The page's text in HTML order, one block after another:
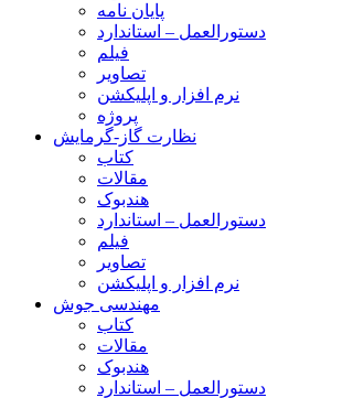
پایان نامه
دستورالعمل – استاندارد
فیلم
تصاویر
نرم افزار و اپلیکشن
پروژه
نظارت گاز-گرمایش
کتاب
مقالات
هندبوک
دستورالعمل – استاندارد
فیلم
تصاویر
نرم افزار و اپلیکشن
مهندسی جوش
کتاب
مقالات
هندبوک
دستورالعمل – استاندارد